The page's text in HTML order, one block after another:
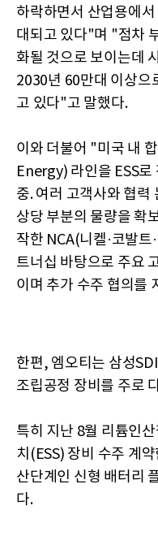
하락하면서 산업용에
대되고 있다"며 "점차
화될 것으로 보이는데
2030년 60만대 이상으
고 있다"고 말했다.
이와 더불어 "미국 내
Energy) 라인을 ESS
중. 여러 고객사와 협력
상당 부분의 물량을 확
작한 NCA(니켈·코발트
트너십 바탕으로 주요
이며 추가 수주 협의를
한편, 엠오티는 삼성
조립공정 장비를 주로
특히 지난 8월 리튬인
치(ESS) 장비 수주 계
산단계인 신형 배터리
다.